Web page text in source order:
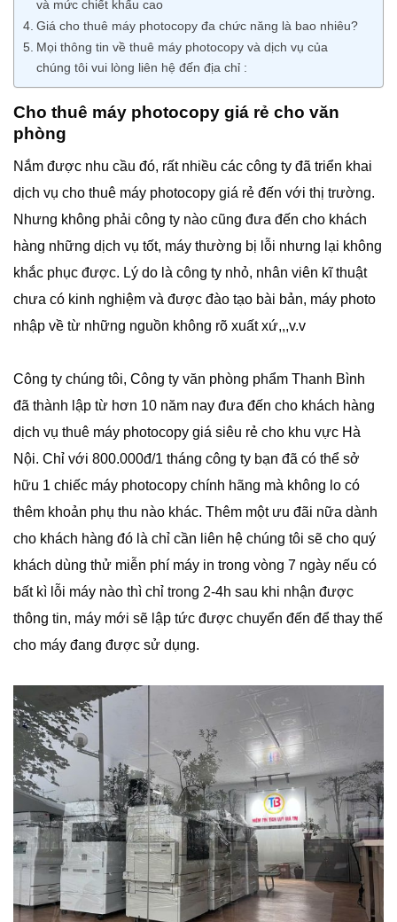
và mức chiết khấu cao
Giá cho thuê máy photocopy đa chức năng là bao nhiêu?
Mọi thông tin về thuê máy photocopy và dịch vụ của
chúng tôi vui lòng liên hệ đến địa chỉ :
Cho thuê máy photocopy giá rẻ cho văn
phòng
Nắm được nhu cầu đó, rất nhiều các công ty đã triển khai
dịch vụ cho thuê máy photocopy giá rẻ đến với thị trường.
Nhưng không phải công ty nào cũng đưa đến cho khách
hàng những dịch vụ tốt, máy thường bị lỗi nhưng lại không
khắc phục được. Lý do là công ty nhỏ, nhân viên kĩ thuật
chưa có kinh nghiệm và được đào tạo bài bản, máy photo
nhập về từ những nguồn không rõ xuất xứ,,,v.v
Công ty chúng tôi, Công ty văn phòng phẩm Thanh Bình
đã thành lập từ hơn 10 năm nay đưa đến cho khách hàng
dịch vụ thuê máy photocopy giá siêu rẻ cho khu vực Hà
Nội. Chỉ với 800.000đ/1 tháng công ty bạn đã có thể sở
hữu 1 chiếc máy photocopy chính hãng mà không lo có
thêm khoản phụ thu nào khác. Thêm một ưu đãi nữa dành
cho khách hàng đó là chỉ cần liên hệ chúng tôi sẽ cho quý
khách dùng thử miễn phí máy in trong vòng 7 ngày nếu có
bất kì lỗi máy nào thì chỉ trong 2-4h sau khi nhận được
thông tin, máy mới sẽ lập tức được chuyển đến để thay thế
cho máy đang được sử dụng.